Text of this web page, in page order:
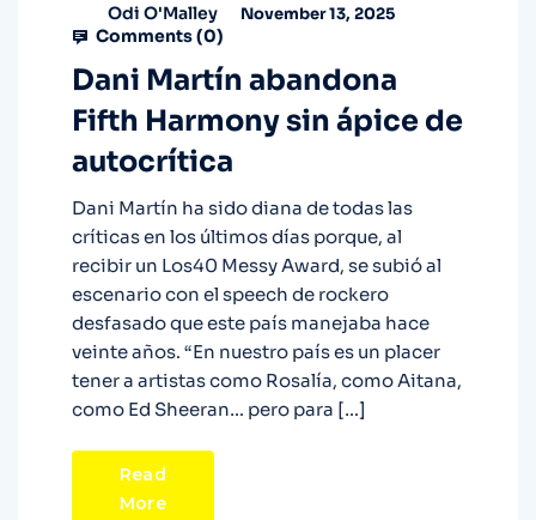
Odi O'Malley November 13, 2025
Comments (0)
Dani Martín abandona
Fifth Harmony sin ápice de
autocrítica
Dani Martín ha sido diana de todas las
críticas en los últimos días porque, al
recibir un Los40 Messy Award, se subió al
escenario con el speech de rockero
desfasado que este país manejaba hace
veinte años. “En nuestro país es un placer
tener a artistas como Rosalía, como Aitana,
como Ed Sheeran… pero para […]
Read
More